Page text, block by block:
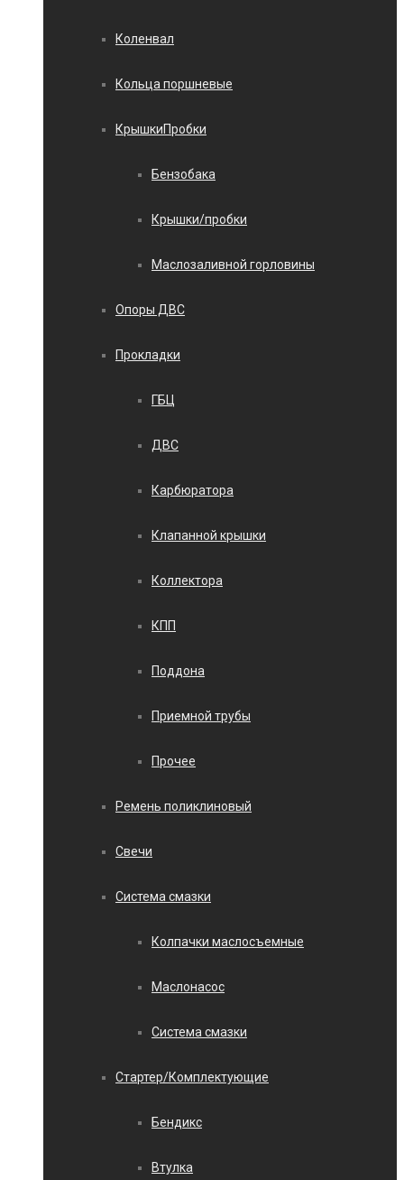
Коленвал
Кольца поршневые
КрышкиПробки
Бензобака
Крышки/пробки
Маслозаливной горловины
Опоры ДВС
Прокладки
ГБЦ
ДВС
Карбюратора
Клапанной крышки
Коллектора
КПП
Поддона
Приемной трубы
Прочее
Ремень поликлиновый
Свечи
Система смазки
Колпачки маслосъемные
Маслонасос
Система смазки
Стартер/Комплектующие
Бендикс
Втулка